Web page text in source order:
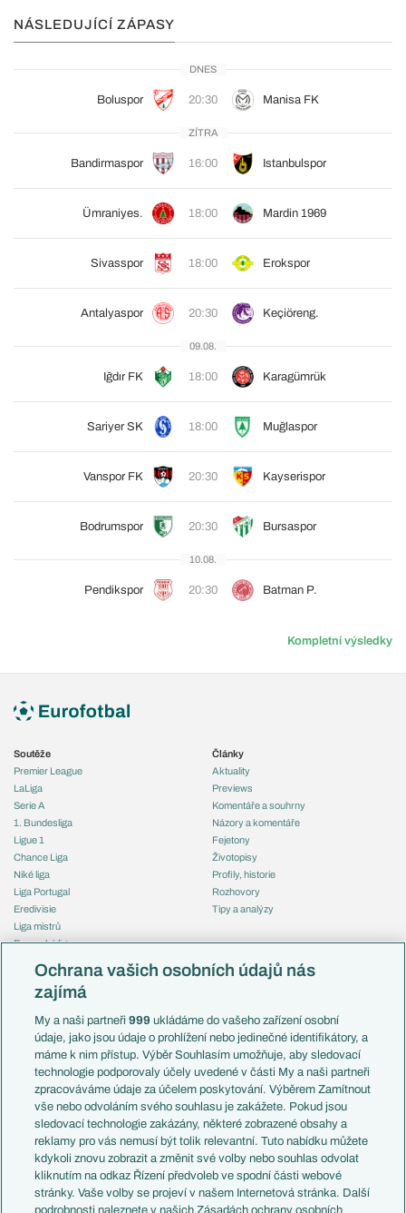
NÁSLEDUJÍCÍ ZÁPASY
DNES
Boluspor 20:30 Manisa FK
ZÍTRA
Bandirmaspor 16:00 Istanbulspor
Ümraniyes. 18:00 Mardin 1969
Sivasspor 18:00 Erokspor
Antalyaspor 20:30 Keçiöreng.
09.08.
Iğdır FK 18:00 Karagümrük
Sariyer SK 18:00 Muğlaspor
Vanspor FK 20:30 Kayserispor
Bodrumspor 20:30 Bursaspor
10.08.
Pendikspor 20:30 Batman P.
Kompletní výsledky
Soutěže
Premier League
LaLiga
Serie A
1. Bundesliga
Ligue 1
Chance Liga
Niké liga
Liga Portugal
Eredivisie
Liga mistrů
Evropská liga
Mistrovství světa
Liga národů
Témata
Představení týmů MS
EuroSkauting
PL v kostce
Evropské koeficienty
Přestupy
Přestupové spekulace
Zranění
Kluby
Arsenal FC
Články
Aktuality
Previews
Komentáře a souhrny
Názory a komentáře
Fejetony
Životopisy
Profily, historie
Rozhovory
Tipy a analýzy
Česko
Francie
Itálie
Německo
Španělsko
Argentina
Brazílie
Přestupy
Zápasy
Livescore
Tipovací soutěž
Ochrana vašich osobních údajů nás
zajímá
My a naši partneři999 ukládáme do vašeho zařízení osobní
údaje, jako jsou údaje o prohlížení nebo jedinečné identifikátory, a
máme k nim přístup. Výběr Souhlasím umožňuje, aby sledovací
technologie podporovaly účely uvedené v části My a naši partneři
zpracováváme údaje za účelem poskytování. Výběrem Zamítnout
vše nebo odvoláním svého souhlasu je zakážete. Pokud jsou
sledovací technologie zakázány, některé zobrazené obsahy a
reklamy pro vás nemusí být tolik relevantní. Tuto nabídku můžete
kdykoli znovu zobrazit a změnit své volby nebo souhlas odvolat
kliknutím na odkaz Řízení předvoleb ve spodní části webové
stránky. Vaše volby se projeví v našem Internetová stránka. Další
podrobnosti naleznete v našich Zásadách ochrany osobních